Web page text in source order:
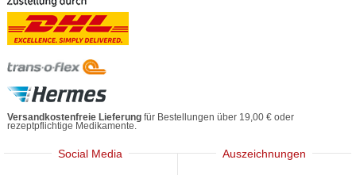
Versandkostenfreie Lieferung für Bestellungen über 19,00 € oder
rezeptpflichtige Medikamente.
Social Media Auszeichnungen